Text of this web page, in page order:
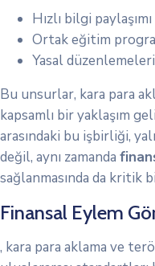
Hızlı bilgi paylaşımı
Ortak eğitim
Yasal
Bu unsurlar, kara para
kapsamlı bir yaklaşım
arasındaki bu işbirliği,
değil, aynı zamanda
sağlanmasında da kritik
Finansal Eylem
, kara para aklama ve